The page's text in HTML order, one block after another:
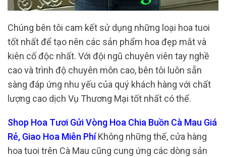
Chúng bên tôi cam kết sử dụng những loại hoa tuoi
tốt nhất để tạo nên các sản phẩm hoa đẹp mắt và
kiên cố độc nhất. Với đội ngũ chuyên viên tay nghề
cao và trình độ chuyên môn cao, bên tôi luôn sẵn
sàng đáp ứng nhu yếu của quý khách hàng với chất
lượng cao dịch Vụ Thương Mại tốt nhất có thể.
Shop Hoa Tươi Gửi Vòng Hoa Chia Buồn Cà Mau Giá
Rẻ, Giao Hoa Miễn PhíKhông những thế, cửa hàng
hoa tuoi trên Cà Mau cũng cung ứng các dòng sản